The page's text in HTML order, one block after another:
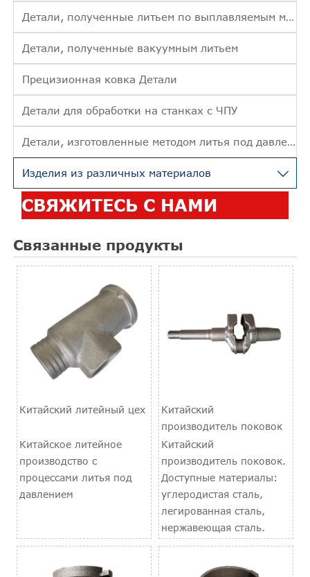
Детали, полученные литьем по выплавляемым моделям
Детали, полученные вакуумным литьем
Прецизионная ковка Детали
Детали для обработки на станках с ЧПУ
Детали, изготовленные методом литья под давлением
Изделия из различных материалов 
СВЯЖИТЕСЬ С НАМИ
Связанные продукты
Китайский литейный цех
Китайское литейное
производство с
процессами литья под
давлением
Китайский
производитель поковок
Китайский
производитель поковок.
Доступные материалы:
углеродистая сталь,
легированная сталь,
нержавеющая сталь.